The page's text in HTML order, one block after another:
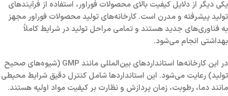
یکی دیگر از دلایل کیفیت بالای محصولات فوراور، استفاده از فرآیندهای
تولید پیشرفته و مدرن است. کارخانه‌های تولید محصولات فوراور مجهز
به فناوری‌های جدید هستند و تمامی مراحل تولید در شرایط کاملاً
بهداشتی انجام می‌شود.
در این کارخانه‌ها استانداردهای بین‌المللی مانند GMP (شیوه‌های صحیح
تولید) رعایت می‌شود. این استانداردها شامل کنترل دقیق شرایط محیطی
مانند دما، رطوبت، زمان پردازش و نظارت بر کیفیت مواد اولیه هستند.